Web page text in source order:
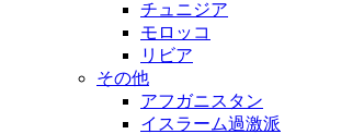
チュニジア
モロッコ
リビア
その他
アフガニスタン
イスラーム過激派